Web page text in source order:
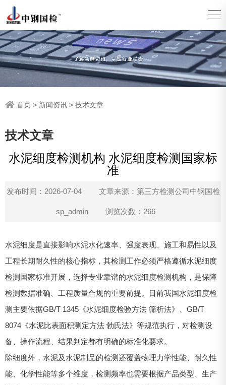
首页 > 新闻资讯 > 技术文章
技术文章
水泥细度检测机构 水泥细度检测国家标
准
发布时间：2026-07-04 文章来源：第三方检测公司中钢国检
sp_admin 浏览次数：266
水泥细度是直接影响水泥水化速率、强度表现、施工和易性以及
工程长期耐久性的核心指标，其检测工作必须严格遵循水泥细度
检测国家标准开展，选择专业靠谱的水泥细度检测机构，是保障
检测数据准确、工程质量合规的重要前提。目前我国水泥细度检
测主要依据GB/T 1345《水泥细度检验方法 筛析法》、GB/T
8074《水泥比表面积测定方法 勃氏法》等规范执行，对检测设
备、操作流程、结果判定都有明确的标准化要求。
除细度外，水泥及水泥制品的检测还覆盖物理力学性能、耐久性
能、化学性能等多个维度，检测频率也需要根据产品类型、生产